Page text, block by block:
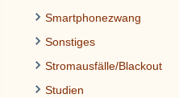
Smartphonezwang
Sonstiges
Stromausfälle/Blackout
Studien